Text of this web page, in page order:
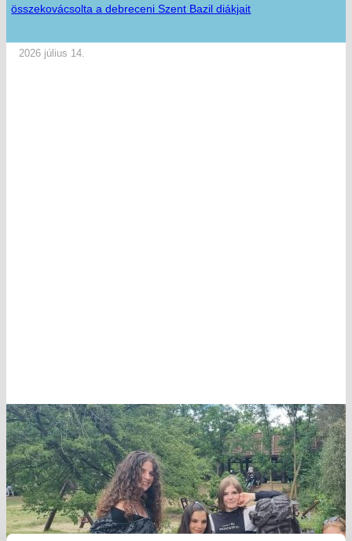
összekovácsolta a debreceni Szent Bazil diákjait
2026 július 14.